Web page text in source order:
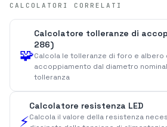
CALCOLATORI CORRELATI
🧩
Calcolatore tolleranze di
286)
Calcola le tolleranze di foro e albero
accoppiamento dal diametro
tolleranza
⚡
Calcolatore resistenza LED
Calcola il valore della resistenza